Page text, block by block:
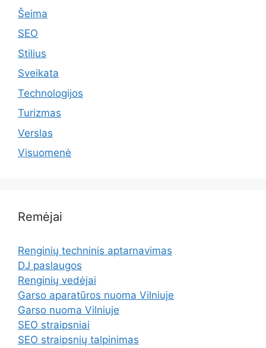
Šeima
SEO
Stilius
Sveikata
Technologijos
Turizmas
Verslas
Visuomenė
Remėjai
Renginių techninis aptarnavimas
DJ paslaugos
Renginių vedėjai
Garso aparatūros nuoma Vilniuje
Garso nuoma Vilniuje
SEO straipsniai
SEO straipsnių talpinimas